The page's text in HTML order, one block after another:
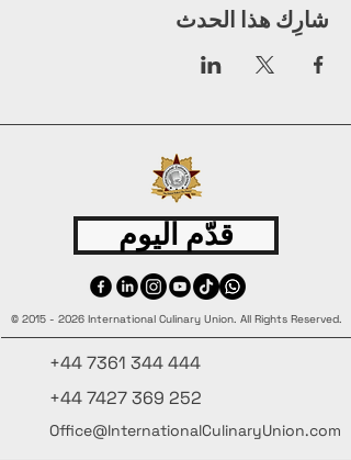
شارِك هذا الحدث
قدّم اليوم
© 2015 - 2026 International Culinary Union. All Rights Reserved.
+44 7361 344 444
+44 7427 369 252
Office@InternationalCulinaryUnion.com